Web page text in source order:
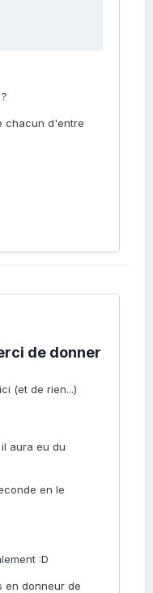
chacun d'entre
de donner
(et de rien...)
aura eu du
en le
:D
en donneur de